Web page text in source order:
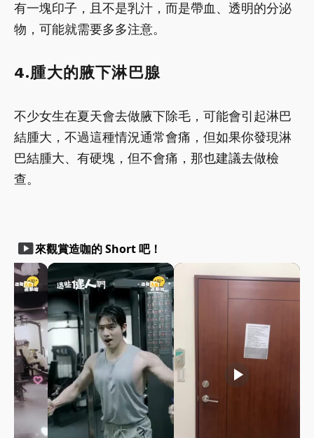
有一塊印子，且不是乳汁，而是帶血、透明的分泌
物，可能就需要多多注意。
4.腫大的腋下淋巴腺
不少女生在夏天會去做腋下除毛，可能會引起淋巴
結腫大，不過這種情況通常會痛，但如果你發現淋
巴結腫大、有硬塊，但不會痛，那也建議去做檢
查。
smart_display來觀賞造咖的 Short 吧！
play_arrow play_arrow